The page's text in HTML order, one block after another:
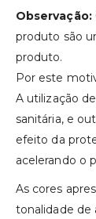
Observação:
produto são
produto.
Por este
A utilização
sanitária, e
efeito da
acelerando o
As cores
tonalidade de